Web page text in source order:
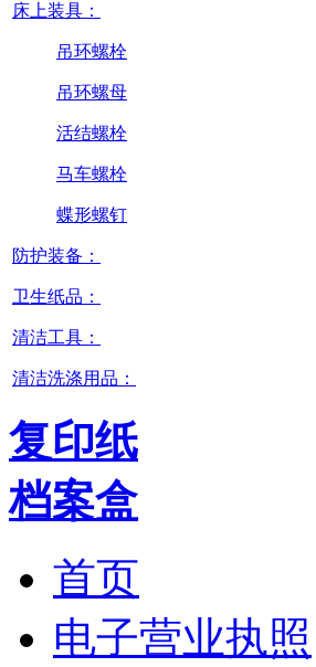
床上装具：
吊环螺栓
吊环螺母
活结螺栓
马车螺栓
蝶形螺钉
防护装备：
卫生纸品：
清洁工具：
清洁洗涤用品：
复印纸
档案盒
首页
电子营业执照